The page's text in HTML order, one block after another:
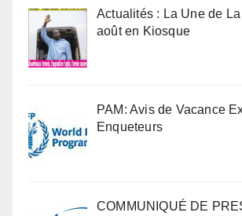
Actualités : La Une de
août en Kiosque
PAM: Avis de Vacance
Enqueteurs
COMMUNIQUÉ DE